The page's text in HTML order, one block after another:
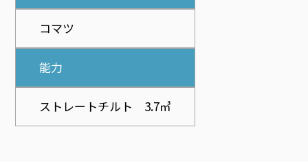
コマツ
能力
ストレートチルト 3.7㎥